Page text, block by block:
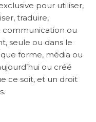
pour utiliser,
traduire,
communication ou
seule ou dans le
forme, média ou
ou créé
ce soit, et un droit